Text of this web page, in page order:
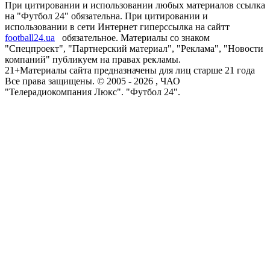
При цитировании и использовании любых материалов ссылка
на "Футбол 24" обязательна. При цитировании и
использовании в сети Интернет гиперссылка на сайтт
football24.ua
обязательное. Материалы со знаком
"Спецпроект", "Партнерский материал", "Реклама", "Новости
компаний" публикуем на правах рекламы.
21+Материалы сайта предназначены для лиц старше 21 года
Все права защищены. © 2005 - 2026 , ЧАО
"Телерадиокомпания Люкс". "Футбол 24".